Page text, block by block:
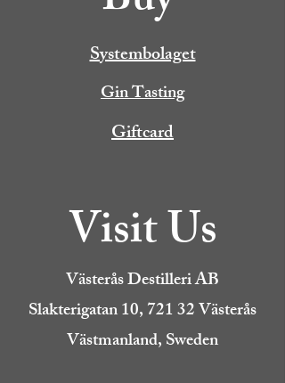
Systembolaget
Gin Tasting
Giftcard
Visit Us
Västerås Destilleri AB
Slakterigatan 10, 721 32 Västerås
Västmanland, Sweden